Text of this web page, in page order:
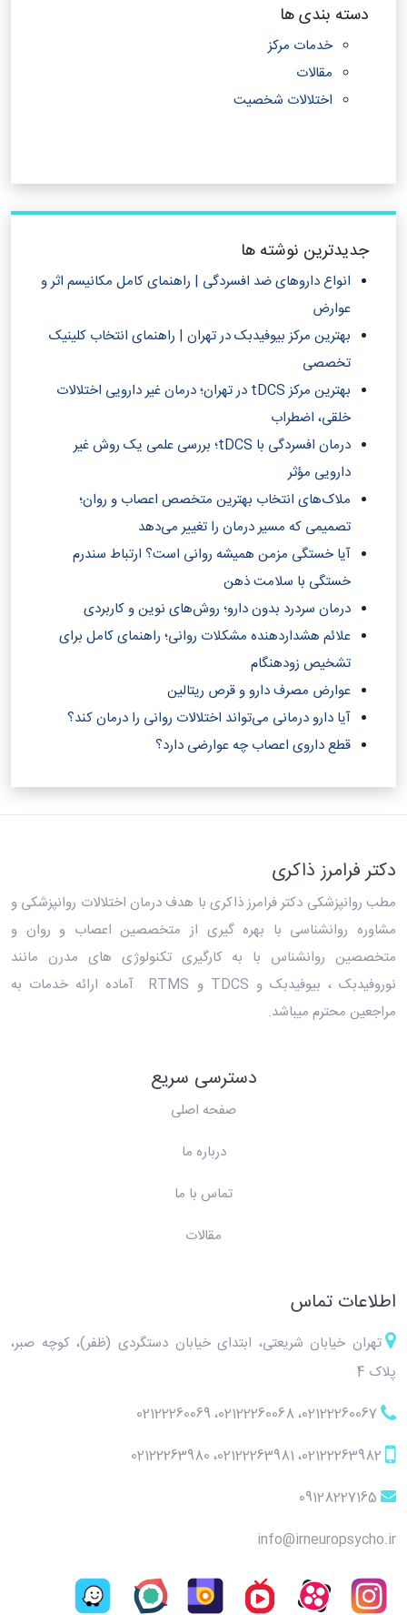
دسته بندی ها
خدمات مرکز
مقالات
اختلالات شخصیت
جدیدترین نوشته ها
انواع داروهای ضد افسردگی | راهنمای کامل مکانیسم اثر و
عوارض
بهترین مرکز بیوفیدبک در تهران | راهنمای انتخاب کلینیک
تخصصی
بهترین مرکز tDCS در تهران؛ درمان غیر دارویی اختلالات
خلقی، اضطراب
درمان افسردگی با tDCS؛ بررسی علمی یک روش غیر
دارویی مؤثر
ملاک‌های انتخاب بهترین متخصص اعصاب و روان؛
تصمیمی که مسیر درمان را تغییر می‌دهد
آیا خستگی مزمن همیشه روانی است؟ ارتباط سندرم
خستگی با سلامت ذهن
درمان سردرد بدون دارو؛ روش‌های نوین و کاربردی
علائم هشداردهنده مشکلات روانی؛ راهنمای کامل برای
تشخیص زودهنگام
عوارض مصرف دارو و قرص ریتالین
آیا دارو درمانی می‌تواند اختلالات روانی را درمان کند؟‎
قطع داروی اعصاب چه عوارضی دارد؟
دکتر فرامرز ذاکری
مطب روانپزشکی دکتر فرامرز ذاکری با هدف درمان اختلالات روانپزشکی و
مشاوره روانشناسی با بهره گیری از متخصصین اعصاب و روان و
متخصصین روانشناس با به کارگیری تکنولوژی های مدرن مانند
نوروفیدبک ، بیوفیدبک و TDCS و RTMS آماده ارائه خدمات به
مراجعین محترم میباشد.
دسترسی سریع
صفحه اصلی
درباره ما
تماس با ما
مقالات
اطلاعات تماس
تهران خیابان شریعتی، ابتدای خیابان دستگردی (ظفر)، کوچه صبر،
پلاک 4
02122260067، 02122260068، 02122260069
02122263982، 02122263981، 02122263980
09128227165
info@irneuropsycho.ir